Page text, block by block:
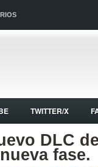
TWITTER/X
DLC
fase.